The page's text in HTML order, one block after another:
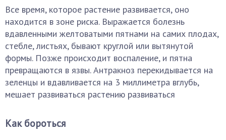
Все время, которое растение развивается, оно
находится в зоне риска. Выражается болезнь
вдавленными желтоватыми пятнами на самих плодах,
стебле, листьях, бывают круглой или вытянутой
формы. Позже происходит воспаление, и пятна
превращаются в язвы. Антракноз перекидывается на
зеленцы и вдавливается на 3 миллиметра вглубь,
мешает развиваться растению развиваться
Как бороться